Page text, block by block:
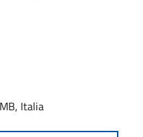
Italia